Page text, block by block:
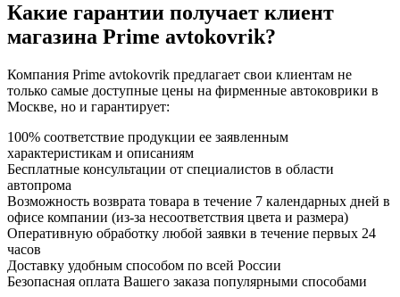
Какие гарантии получает клиент
магазина Prime avtokovrik?
Компания Prime avtokovrik предлагает свои клиентам не
только самые доступные цены на фирменные автоковрики в
Москве, но и гарантирует:
100% соответствие продукции ее заявленным
характеристикам и описаниям
Бесплатные консультации от специалистов в области
автопрома
Возможность возврата товара в течение 7 календарных дней в
офисе компании (из-за несоответствия цвета и размера)
Оперативную обработку любой заявки в течение первых 24
часов
Доставку удобным способом по всей России
Безопасная оплата Вашего заказа популярными способами